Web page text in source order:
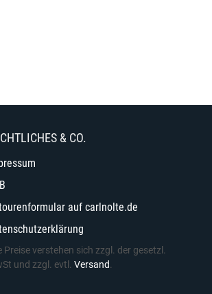
& CO.
auf carlnolte.de
Preise verstehen sich zzgl. der gesetzl.
und zzgl. evtl. Versand